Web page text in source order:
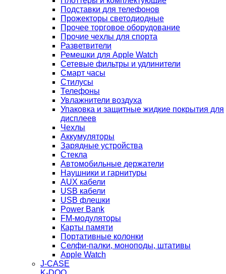
Подставки для телефонов
Прожекторы светодиодные
Прочее торговое оборудование
Прочие чехлы для спорта
Разветвители
Ремешки для Apple Watch
Сетевые фильтры и удлинители
Смарт часы
Стилусы
Телефоны
Увлажнители воздуха
Упаковка и защитные жидкие покрытия для
дисплеев
Чехлы
Аккумуляторы
Зарядные устройства
Стекла
Автомобильные держатели
Наушники и гарнитуры
AUX кабели
USB кабели
USB флешки
Power Bank
FM-модуляторы
Карты памяти
Портативные колонки
Селфи-палки, моноподы, штативы
Apple Watch
J-CASE